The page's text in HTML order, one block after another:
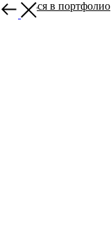
вернуться в портфолио